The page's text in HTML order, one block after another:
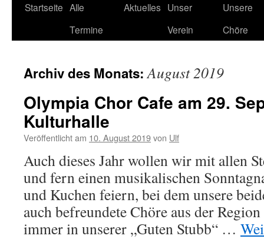
Startseite Alle
Termine
Aktuelles Unser
Verein
Unsere
Chöre
Archiv des Monats:August 2019
Olympia Chor Cafe am 29.
Kulturhalle
Veröffentlicht am 10. August 2019von Ulf
Auch dieses Jahr wollen wir mit allen
und fern einen musikalischen
und Kuchen feiern, bei dem unsere
auch befreundete Chöre aus der
immer in unserer „Guten Stubb“ …